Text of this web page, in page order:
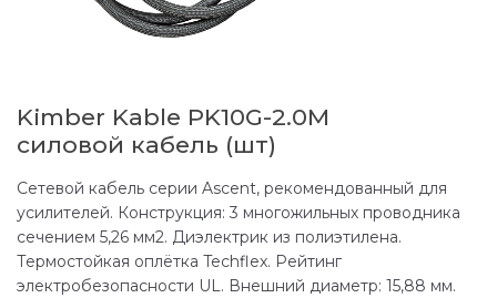
Kimber Kable PK10G-2.0M
силовой кабель (шт)
Сетевой кабель серии Ascent, рекомендованный для
усилителей. Конструкция: 3 многожильных проводника
сечением 5,26 мм2. Диэлектрик из полиэтилена.
Термостойкая оплётка Techflex. Рейтинг
электробезопасности UL. Внешний диаметр: 15,88 мм.